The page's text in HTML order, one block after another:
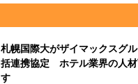
札幌国際大がザイマックスグ
括連携協定 ホテル業界の人
す